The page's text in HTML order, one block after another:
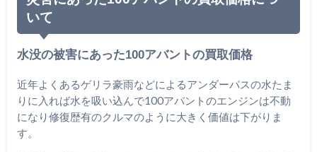
いて
水没の被害にあった100アバントの買取価格
近年よくあるゲリラ豪雨などによるアンダーパスの水たま
りに入れば水を吸い込んで100アバントのエンジンは不動
になり修復歴有のクルマのように大きく価値は下がりま
す。